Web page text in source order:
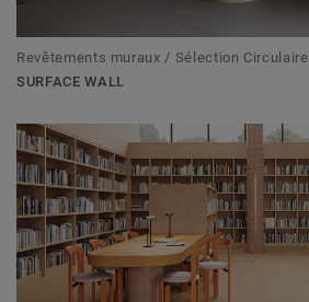
Revêtements muraux / Sélection Circulaire
SURFACE WALL